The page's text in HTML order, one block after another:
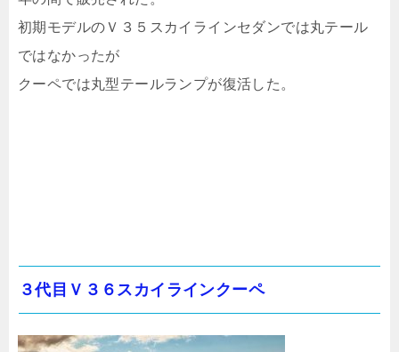
初期モデルのＶ３５スカイラインセダンでは丸テール
ではなかったが
クーペでは丸型テールランプが復活した。
３代目Ｖ３６スカイラインクーペ